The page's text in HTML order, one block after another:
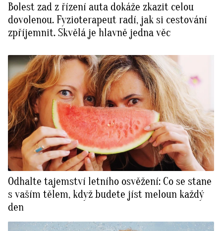
Bolest zad z řízení auta dokáže zkazit celou
dovolenou. Fyzioterapeut radí, jak si cestování
zpříjemnit. Skvělá je hlavně jedna věc
Odhalte tajemství letního osvěžení: Co se stane
s vaším tělem, když budete jíst meloun každý
den